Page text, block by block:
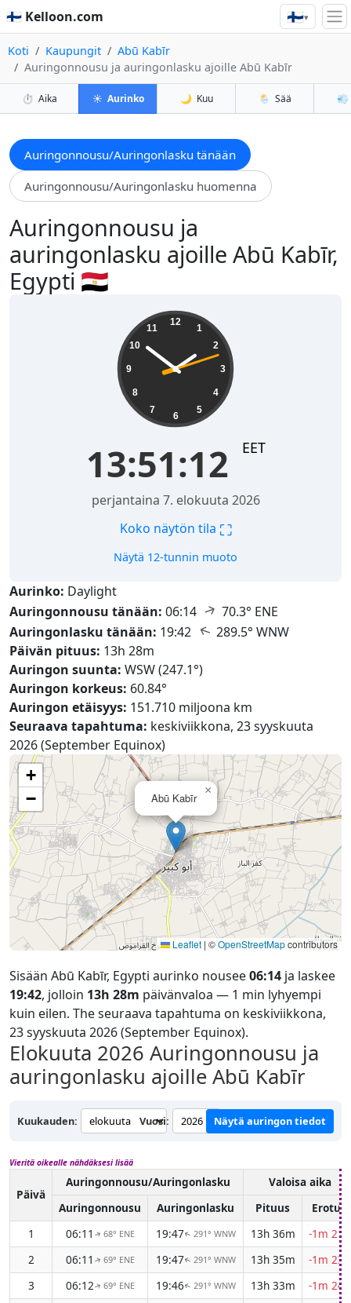
🇫🇮 Kelloon.com 🇫🇮▾
Koti Kaupungit
Abū Kabīr
Auringonnousu ja auringonlasku ajoille Abū Kabīr
⏱️ Aika ☀️ Aurinko 🌙 Kuu 🌦️ Sää 💨
Auringonnousu/Auringonlasku tänään
Auringonnousu/Auringonlasku huomenna
Auringonnousu ja
auringonlasku ajoille Abū Kabīr,
Egypti 🇪🇬
12
1
2
3
4
5
6
7
8
9
10
11
13:51:13 EET
perjantaina 7. elokuuta 2026
Koko näytön tila ⛶
Näytä 12-tunnin muoto
Aurinko: Daylight
Auringonnousu tänään: 06:14 ↑ 70.3° ENE
Auringonlasku tänään: 19:42 ↑ 289.5° WNW
Päivän pituus: 13h 28m
Auringon suunta: WSW (247.1°)
Auringon korkeus: 60.84°
Auringon etäisyys: 151.710 miljoona km
Seuraava tapahtuma: keskiviikkona, 23 syyskuuta
2026 (September Equinox)
Abū Kabīr
×
+
−
Leaflet | ©OpenStreetMapcontributors
Sisään Abū Kabīr, Egypti aurinko nousee06:14 ja laskee
19:42, jolloin 13h 28m päivänvaloa — 1 min lyhyempi
kuin eilen. The seuraava tapahtuma on keskiviikkona,
23 syyskuuta 2026 (September Equinox).
Elokuuta 2026 Auringonnousu ja
auringonlasku ajoille Abū Kabīr
Kuukauden: Vuosi: Näytä auringon tiedot
Vieritä oikealle nähdäksesi lisää
Päivä
Auringonnousu/Auringonlasku
Valoisa aika
Auringonnousu
Auringonlasku Pituus
Erotus
1
06:11 ↑ 68° ENE 19:47↑ 291° WNW 13h 36m
-1m 21s
2
06:11 ↑ 69° ENE 19:47↑ 291° WNW 13h 35m
-1m 23s
3
06:12↑ 69° ENE 19:46↑ 291° WNW 13h 33m
-1m 24s